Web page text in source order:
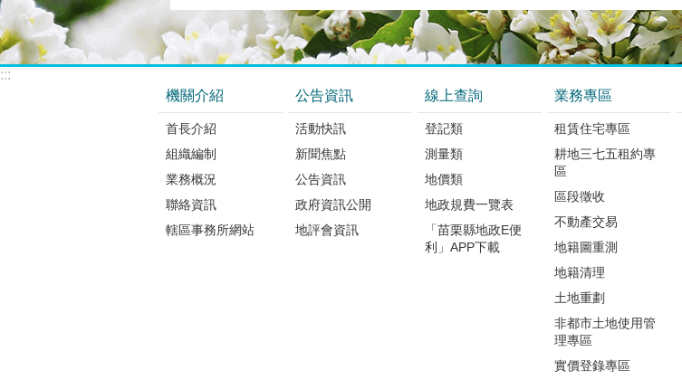
:::
機關介紹
首長介紹
組織編制
業務概況
聯絡資訊
轄區事務所網站
公告資訊
活動快訊
新聞焦點
公告資訊
政府資訊公開
地評會資訊
線上查詢
登記類
測量類
地價類
地政規費一覽表
「苗栗縣地政E便
利」APP下載
業務專區
租賃住宅專區
耕地三七五租約專
區
區段徵收
不動產交易
地籍圖重測
地籍清理
土地重劃
非都市土地使用管
理專區
實價登錄專區